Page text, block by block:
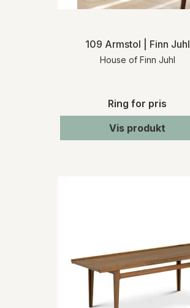
109 Armstol | Finn Juhl
House of Finn Juhl
Ring for pris
Vis produkt